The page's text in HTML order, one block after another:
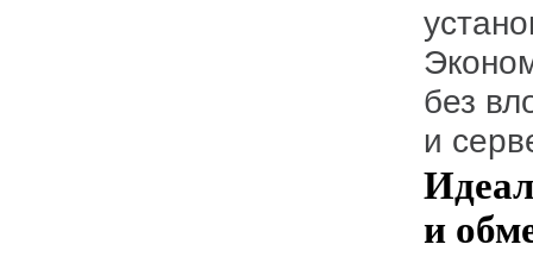
без
и
и